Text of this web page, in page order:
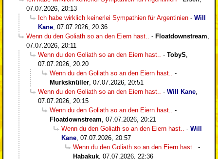
07.07.2026, 20:13
Ich habe wirklich keinerlei Sympathien für Argentinien - Will
Kane 07.07.2026, 20:36
Wenn du den Goliath so an den Eiern hast..
- Floatdownstream
07.07.2026, 20:11
Wenn du den Goliath so an den Eiern hast..
- TobyS
07.07.2026, 20:20
Wenn du den Goliath so an den Eiern hast..
-
Murksknüller 07.07.2026, 20:51
Wenn du den Goliath so an den Eiern hast..
- Will Kane
07.07.2026, 20:15
Wenn du den Goliath so an den Eiern hast..
-
Floatdownstream 07.07.2026, 20:21
Wenn du den Goliath so an den Eiern hast..
- Will
Kane 07.07.2026, 20:57
Wenn du den Goliath so an den Eiern hast..
-
Habakuk 07.07.2026, 22:36